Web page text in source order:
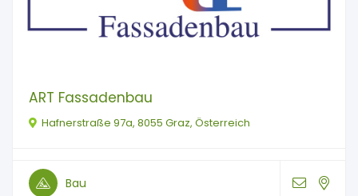
ART Fassadenbau
Hafnerstraße 97a, 8055 Graz, Österreich
Bau